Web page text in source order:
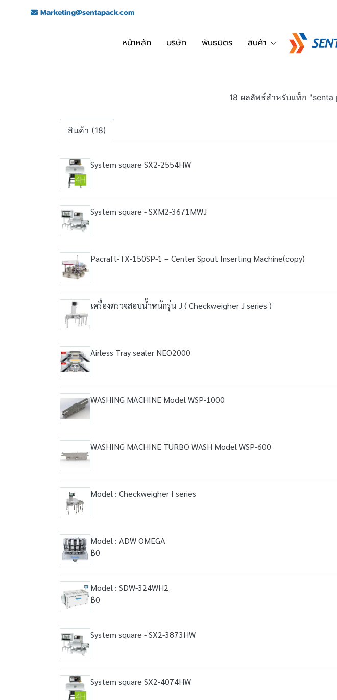
Marketing@sentapack.com
หน้าหลัก บริษัท พันธมิตร สินค้า
18 ผลลัพธ์สำหรับแท็ก "senta
สินค้า (18)
System square SX2-2554HW
System square - SXM2-3671MWJ
Pacraft-TX-150SP-1 – Center Spout Inserting Machine(copy)
เครื่องตรวจสอบน้ำหนักรุ่น J ( Checkweigher J series )
Airless Tray sealer NEO2000
WASHING MACHINE Model WSP-1000
WASHING MACHINE TURBO WASH Model WSP-600
Model : Checkweigher I series
Model : ADW OMEGA
฿0
Model : SDW-324WH2
฿0
System square - SX2-3873HW
System square SX2-4074HW